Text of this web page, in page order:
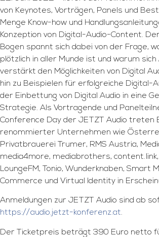
von Keynotes, Vorträgen, Panels und
Menge Know-how und
Konzeption von Digital-Audio-Content.
Bogen spannt sich dabei von der Frage,
plötzlich in aller Munde ist und warum
verstärkt den Möglichkeiten von Digital
hin zu Beispielen für erfolgreiche Digital-
der Einbettung von Digital Audio in eine
Strategie. Als Vortragende und
Conference Day der JETZT Audio treten
renommierter Unternehmen wie
Privatbrauerei Trumer, RMS Austria,
media4more, mediabrothers, content.link,
LoungeFM, Tonio, Wunderknaben, Smart
Commerce und Virtual Identity in
Anmeldungen zur JETZT Audio sind ab
https://audio.jetzt-konferenz.at.
Der Ticketpreis beträgt 390 Euro netto